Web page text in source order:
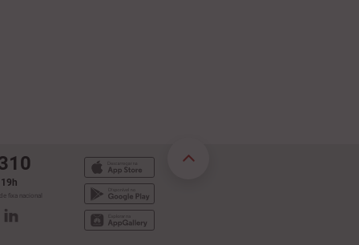
fixa nacional